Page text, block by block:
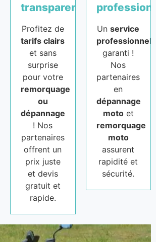
transparents
Profitez de
tarifs clairs
et sans
surprise
pour votre
remorquage
ou
dépannage
! Nos
partenaires
offrent un
prix juste
et devis
gratuit et
rapide.
Unservice
professionnel
garanti !
Nos
partenaires
en
dépannage
motoet
remorquage
moto
assurent
rapidité et
sécurité.